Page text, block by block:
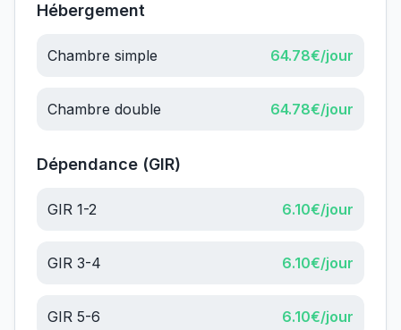
Hébergement
Chambre simple 64.78€/jour
Chambre double 64.78€/jour
Dépendance (GIR)
GIR 1-2 6.10€/jour
GIR 3-4 6.10€/jour
GIR 5-6 6.10€/jour